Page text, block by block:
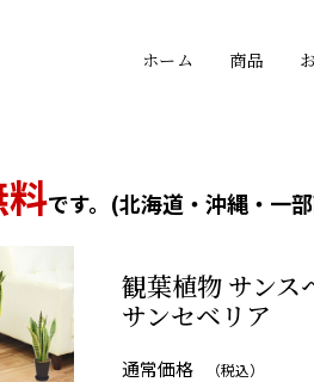
ホーム 商品
です。(北海道・沖縄・一
観葉植物 サンス
サンセベリア
通常価格 （税込）